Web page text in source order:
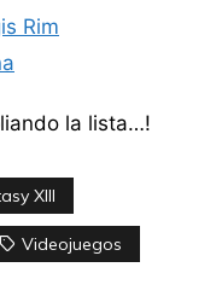
Rim
la lista…!
XIII
Videojuegos